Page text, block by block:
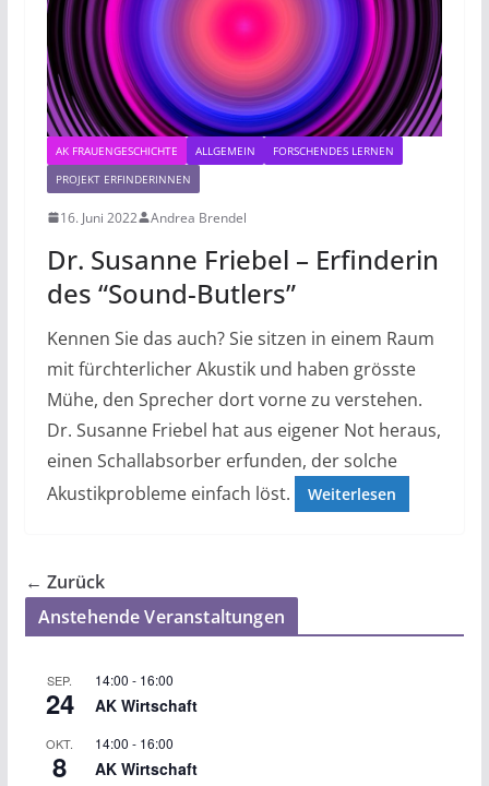
AK FRAUENGESCHICHTE ALLGEMEIN
FORSCHENDES LERNEN
PROJEKT ERFINDERINNEN
16. Juni 2022 Andrea Brendel
Dr. Susanne Friebel – Erfinderin
des “Sound-Butlers”
Kennen Sie das auch? Sie sitzen in einem Raum
mit fürchterlicher Akustik und haben grösste
Mühe, den Sprecher dort vorne zu verstehen.
Dr. Susanne Friebel hat aus eigener Not heraus,
einen Schallabsorber erfunden, der solche
Akustikprobleme einfach löst.
Weiterlesen
← Zurück
Anstehende Veranstaltungen
SEP.
24
14:00 - 16:00
AK Wirtschaft
OKT.
8
14:00 - 16:00
AK Wirtschaft